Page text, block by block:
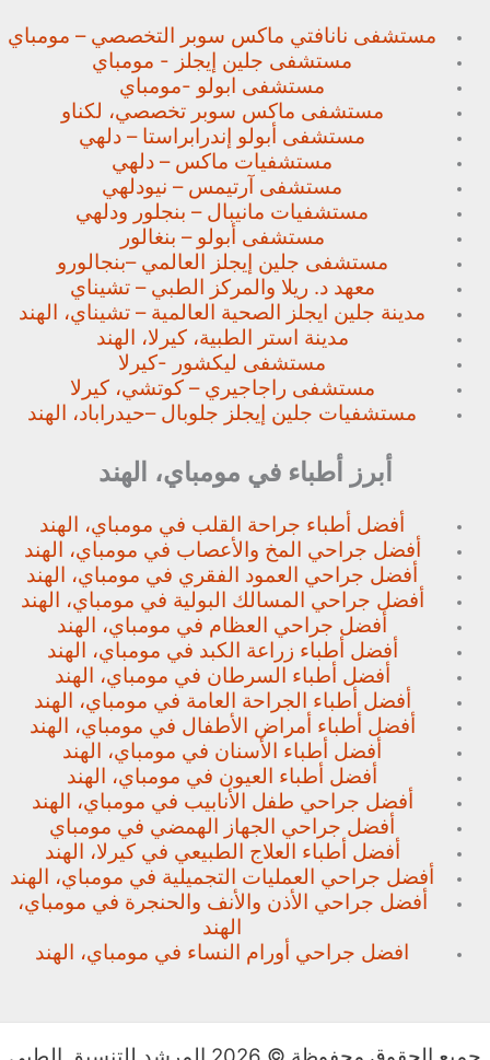
مستشفى نانافتي ماكس سوبر التخصصي – مومباي
مستشفى جلين إيجلز - مومباي
مستشفى ابولو -مومباي
مستشفى ماكس سوبر تخصصي، لكناو
مستشفى أبولو إندرابراستا – دلهي
مستشفيات ماكس – دلهي
مستشفى آرتيمس – نيودلهي
مستشفيات مانيبال – بنجلور ودلهي
مستشفى أبولو – بنغالور
مستشفى جلين إيجلز العالمي –بنجالورو
معهد د. ريلا والمركز الطبي – تشيناي
مدينة جلين ايجلز الصحية العالمية – تشيناي، الهند
مدينة استر الطبية، كيرلا، الهند
مستشفى ليكشور -كيرلا
مستشفى راجاجيري – كوتشي، كيرلا
مستشفيات جلين إيجلز جلوبال –حيدراباد، الهند
أبرز أطباء في مومباي، الهند
أفضل أطباء جراحة القلب في مومباي، الهند
أفضل جراحي المخ والأعصاب في مومباي، الهند
أفضل جراحي العمود الفقري في مومباي، الهند
أفضل جراحي المسالك البولية في مومباي، الهند
أفضل جراحي العظام في مومباي، الهند
أفضل أطباء زراعة الكبد في مومباي، الهند
أفضل أطباء السرطان في مومباي، الهند
أفضل أطباء الجراحة العامة في مومباي، الهند
أفضل أطباء أمراض الأطفال في مومباي، الهند
أفضل أطباء الأسنان في مومباي، الهند
أفضل أطباء العيون في مومباي، الهند
أفضل جراحي طفل الأنابيب في مومباي، الهند
أفضل جراحي الجهاز الهمضي في مومباي
أفضل أطباء العلاج الطبيعي في كيرلا، الهند
أفضل جراحي العمليات التجميلية في مومباي، الهند
أفضل جراحي الأذن والأنف والحنجرة في مومباي،
الهند
افضل جراحي أورام النساء في مومباي، الهند